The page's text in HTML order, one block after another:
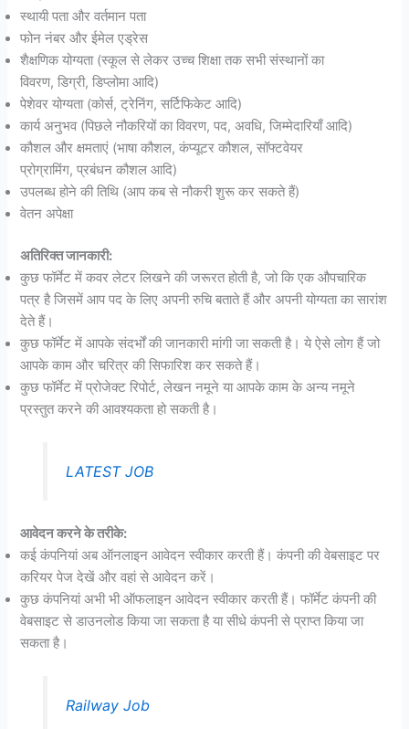
स्थायी पता और वर्तमान पता
फोन नंबर और ईमेल एड्रेस
शैक्षणिक योग्यता (स्कूल से लेकर उच्च शिक्षा तक सभी संस्थानों का
विवरण, डिग्री, डिप्लोमा आदि)
पेशेवर योग्यता (कोर्स, ट्रेनिंग, सर्टिफिकेट आदि)
कार्य अनुभव (पिछले नौकरियों का विवरण, पद, अवधि, जिम्मेदारियाँ आदि)
कौशल और क्षमताएं (भाषा कौशल, कंप्यूटर कौशल, सॉफ्टवेयर
प्रोग्रामिंग, प्रबंधन कौशल आदि)
उपलब्ध होने की तिथि (आप कब से नौकरी शुरू कर सकते हैं)
वेतन अपेक्षा
अतिरिक्त जानकारी:
कुछ फॉर्मेट में कवर लेटर लिखने की जरूरत होती है, जो कि एक औपचारिक
पत्र है जिसमें आप पद के लिए अपनी रुचि बताते हैं और अपनी योग्यता का सारांश
देते हैं।
कुछ फॉर्मेट में आपके संदर्भों की जानकारी मांगी जा सकती है। ये ऐसे लोग हैं जो
आपके काम और चरित्र की सिफारिश कर सकते हैं।
कुछ फॉर्मेट में प्रोजेक्ट रिपोर्ट, लेखन नमूने या आपके काम के अन्य नमूने
प्रस्तुत करने की आवश्यकता हो सकती है।
LATEST JOB
आवेदन करने के तरीके:
कई कंपनियां अब ऑनलाइन आवेदन स्वीकार करती हैं। कंपनी की वेबसाइट पर
करियर पेज देखें और वहां से आवेदन करें।
कुछ कंपनियां अभी भी ऑफलाइन आवेदन स्वीकार करती हैं। फॉर्मेट कंपनी की
वेबसाइट से डाउनलोड किया जा सकता है या सीधे कंपनी से प्राप्त किया जा
सकता है।
Railway Job